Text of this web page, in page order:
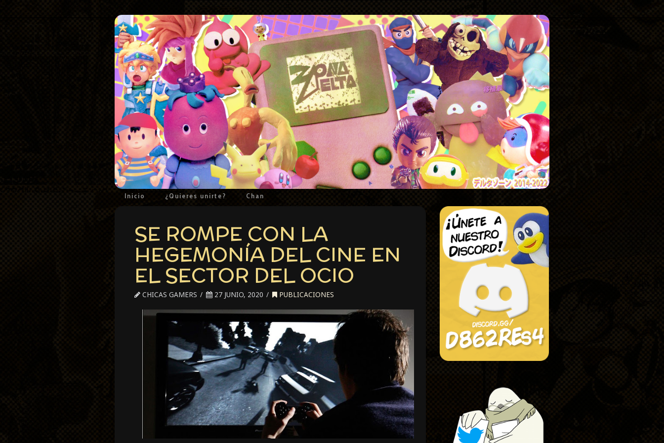
Inicio ¿Quieres unirte? Chan
SE ROMPE CON LA
HEGEMONÍA DEL CINE EN
EL SECTOR DEL OCIO
CHICAS GAMERS 27 JUNIO, 2020 PUBLICACIONES